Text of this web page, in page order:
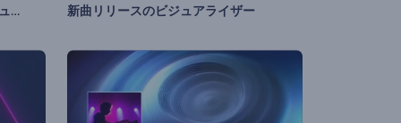
「音楽のタッチ」オーディオビジュアライザー 新曲リリースのビジュアライザー